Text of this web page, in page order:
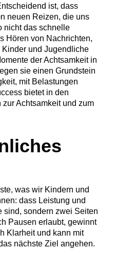
ist, dass
neuen Reizen, die uns
nicht das schnelle
Hören von Nachrichten,
und Jugendliche
der Achtsamkeit in
sie einen Grundstein
mit Belastungen
bietet in den
Achtsamkeit und zum
was wir Kindern und
dass Leistung und
sind, sondern zwei Seiten
Pausen erlaubt, gewinnt
Klarheit und kann mit
nächste Ziel angehen.